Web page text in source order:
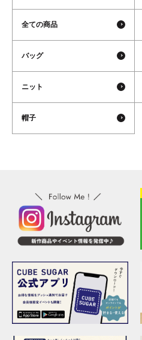
全ての商品
バッグ
ニット
帽子